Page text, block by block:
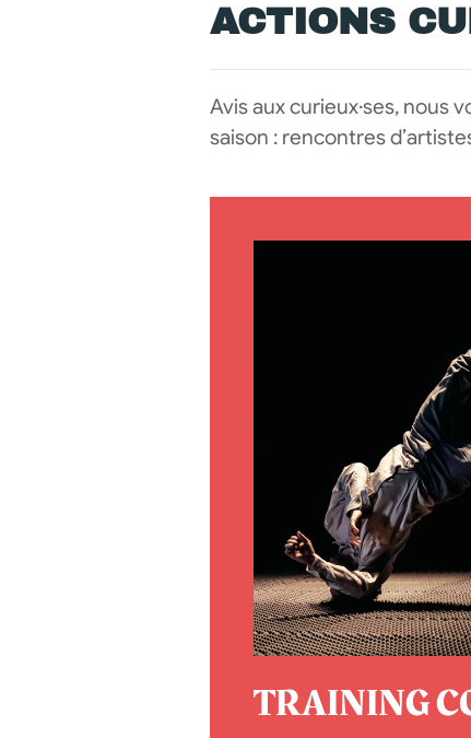
ACTIONS
Avis aux curieux·ses, nous
saison : rencontres
TRAINING